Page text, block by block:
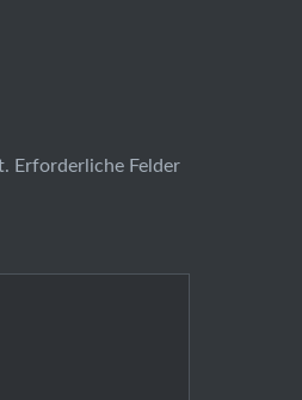
Erforderliche Felder